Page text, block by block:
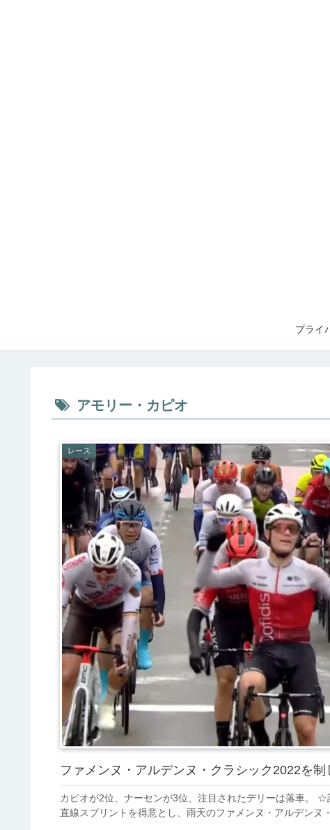
プライ
アモリー・カピオ
レース
ファメンヌ・アルデンヌ・クラシック2022を
カピオが2位、ナーセンが3位、注目されたデリーは落車。
直線スプリントを得意とし、雨天のファメンヌ・アルデンヌ